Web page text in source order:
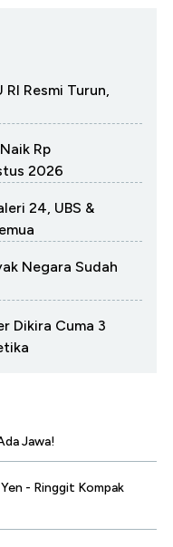
RI Resmi Turun,
Rp
2026
24, UBS &
Negara Sudah
Dikira Cuma 3
Jawa!
- Ringgit Kompak